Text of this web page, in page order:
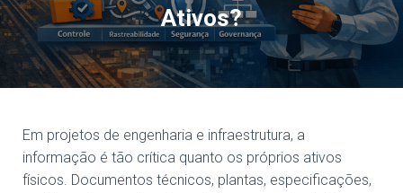
Ativos?
Em projetos de engenharia e infraestrutura, a
informação é tão crítica quanto os próprios ativos
físicos. Documentos técnicos, plantas, especificações,